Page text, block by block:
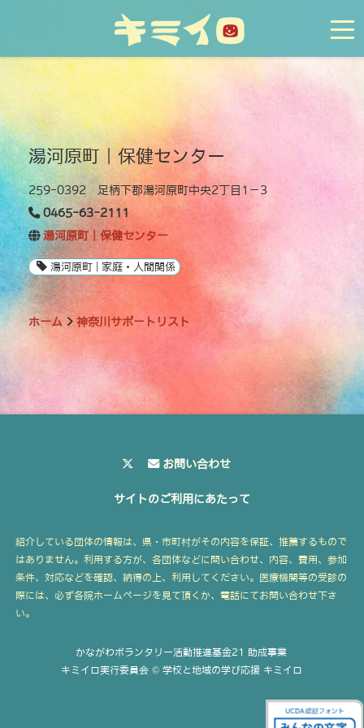
湯河原町｜保健センター
259-0392 足柄下郡湯河原町中央2丁目1－3
0465-63-2111
湯河原町｜保健センター
湯河原町 | 家庭・人間関係
ホーム 神奈川サポートリスト
お問い合わせ
サイトのご利用にあたって
紹介している団体の情報は、県・市町村がその内容を保証、推薦するもので
はありません。利用する方が、各団体などに問い合わせ、内容、費用、参加
条件、対応などを確認、納得の上、利用してください。医療機関等の受診の
際には、必ず各院ホームページを見て頂くか、電話にてお問い合わせ下さ
い。
かながわボランタリー活動推進基金21 助成事業
キミイロ実行委員会 © 学校と地域の学び応援 キミイロ